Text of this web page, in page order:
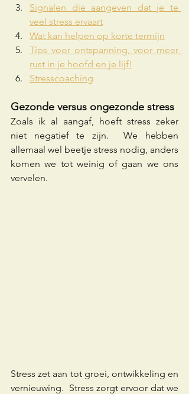
Signalen die aangeven dat je te
veel stress ervaart
Wat kan helpen op korte termijn
Tips voor ontspanning, voor meer
rust in je hoofd en je lijf!
Stresscoaching
Gezonde versus ongezonde stress
Zoals ik al aangaf, hoeft stress zeker
niet negatief te zijn.  We hebben
allemaal wel beetje stress nodig, anders
komen we tot weinig of gaan we ons
vervelen.
Stress zet aan tot groei, ontwikkeling en
vernieuwing.  Stress zorgt ervoor dat we